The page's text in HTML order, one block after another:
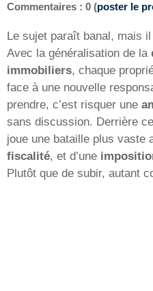
Commentaires : 0 (poster le
Le sujet paraît banal, mais
Avec la généralisation de la
immobiliers, chaque
face à une nouvelle
prendre, c’est risquer une
sans discussion. Derrière
joue une bataille plus vaste
fiscalité, et d’une
Plutôt que de subir, autant